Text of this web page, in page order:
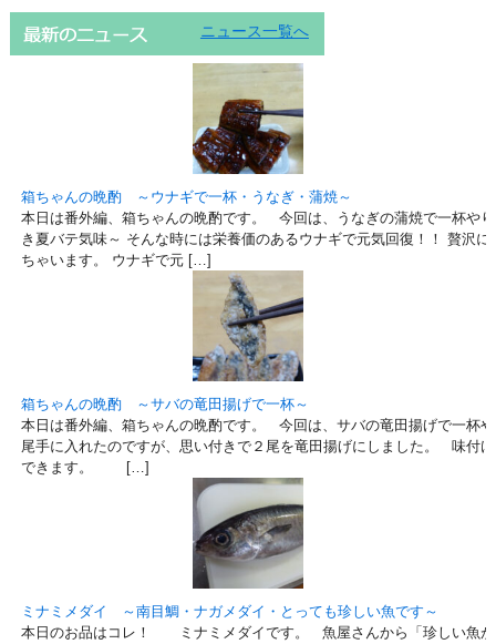
ニュース一覧へ
箱ちゃんの晩酌 ～ウナギで一杯・うなぎ・蒲焼～
本日は番外編、箱ちゃんの晩酌です。 今回は、うなぎの蒲焼で一杯や
き夏バテ気味～ そんな時には栄養価のあるウナギで元気回復！！ 贅沢
ちゃいます。 ウナギで元 […]
箱ちゃんの晩酌 ～サバの竜田揚げで一杯～
本日は番外編、箱ちゃんの晩酌です。 今回は、サバの竜田揚げで一杯
尾手に入れたのですが、思い付きで２尾を竜田揚げにしました。 味付
できます。 […]
ミナミメダイ ～南目鯛・ナガメダイ・とっても珍しい魚です～
本日のお品はコレ！ ミナミメダイです。 魚屋さんから「珍しい魚が